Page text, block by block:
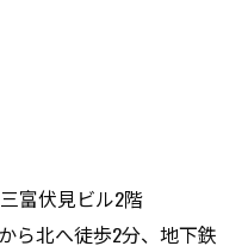
富伏見ビル2階
ら北へ徒歩2分、地下鉄